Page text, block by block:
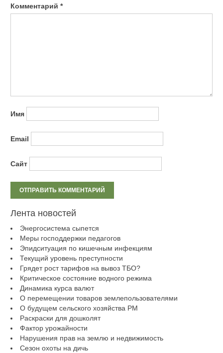
Комментарий *
Имя
Email
Сайт
Лента новостей
Энергосистема сыпется
Меры господдержки педагогов
Эпидситуация по кишечным инфекциям
Текущий уровень преступности
Грядет рост тарифов на вывоз ТБО?
Критическое состояние водного режима
Динамика курса валют
О перемещении товаров землепользователями
О будущем сельского хозяйства РМ
Раскраски для дошколят
Фактор урожайности
Нарушения прав на землю и недвижимость
Сезон охоты на дичь